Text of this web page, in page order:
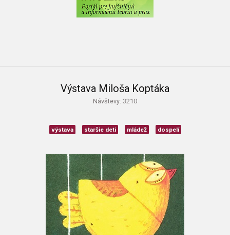
Výstava Miloša Koptáka
Návštevy: 3210
výstava staršie deti mládež dospelí